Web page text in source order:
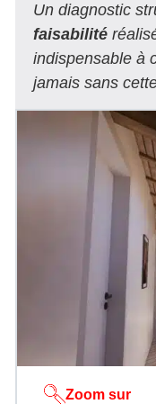
Un diagnostic
faisabilité
indispensable à
jamais sans
Zoom sur